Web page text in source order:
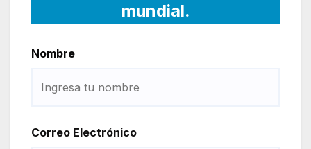
mundial.
Nombre
Correo Electrónico